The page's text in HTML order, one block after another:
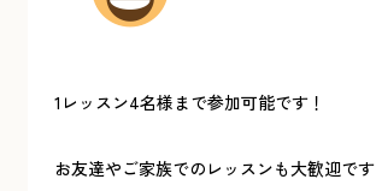
1レッスン4名様まで参加可能です！
お友達やご家族でのレッスンも大歓迎です